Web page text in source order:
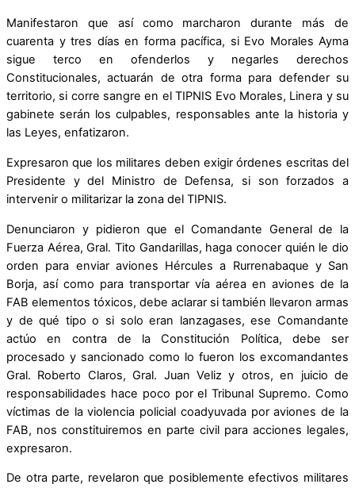
Manifestaron que así como marcharon durante más de
cuarenta y tres días en forma pacífica, si Evo Morales Ayma
sigue terco en ofenderlos y negarles derechos
Constitucionales, actuarán de otra forma para defender su
territorio, si corre sangre en el TIPNIS Evo Morales, Linera y su
gabinete serán los culpables, responsables ante la historia y
las Leyes, enfatizaron.
Expresaron que los militares deben exigir órdenes escritas del
Presidente y del Ministro de Defensa, si son forzados a
intervenir o militarizar la zona del TIPNIS.
Denunciaron y pidieron que el Comandante General de la
Fuerza Aérea, Gral. Tito Gandarillas, haga conocer quién le dio
orden para enviar aviones Hércules a Rurrenabaque y San
Borja, así como para transportar vía aérea en aviones de la
FAB elementos tóxicos, debe aclarar si también llevaron armas
y de qué tipo o si solo eran lanzagases, ese Comandante
actúo en contra de la Constitución Política, debe ser
procesado y sancionado como lo fueron los excomandantes
Gral. Roberto Claros, Gral. Juan Veliz y otros, en juicio de
responsabilidades hace poco por el Tribunal Supremo. Como
víctimas de la violencia policial coadyuvada por aviones de la
FAB, nos constituiremos en parte civil para acciones legales,
expresaron.
De otra parte, revelaron que posiblemente efectivos militares